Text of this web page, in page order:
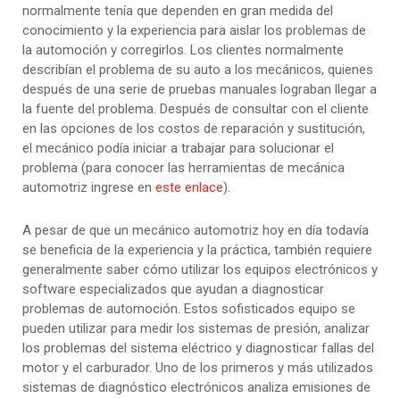
normalmente tenía que dependen en gran medida del
conocimiento y la experiencia para aislar los problemas de
la automoción y corregirlos. Los clientes normalmente
describían el problema de su auto a los mecánicos, quienes
después de una serie de pruebas manuales lograban llegar a
la fuente del problema. Después de consultar con el cliente
en las opciones de los costos de reparación y sustitución,
el mecánico podía iniciar a trabajar para solucionar el
problema (para conocer las herramientas de mecánica
automotriz ingrese en este enlace).
A pesar de que un mecánico automotriz hoy en día todavía
se beneficia de la experiencia y la práctica, también requiere
generalmente saber cómo utilizar los equipos electrónicos y
software especializados que ayudan a diagnosticar
problemas de automoción. Estos sofisticados equipo se
pueden utilizar para medir los sistemas de presión, analizar
los problemas del sistema eléctrico y diagnosticar fallas del
motor y el carburador. Uno de los primeros y más utilizados
sistemas de diagnóstico electrónicos analiza emisiones de